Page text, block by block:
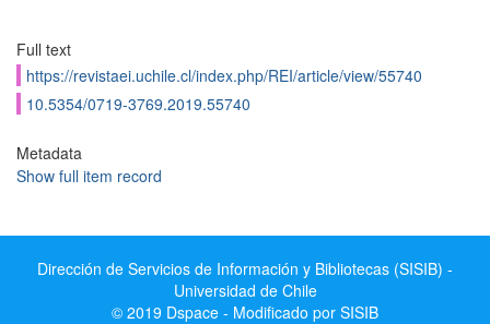
Full text
https://revistaei.uchile.cl/index.php/REI/article/view/55740
10.5354/0719-3769.2019.55740
Metadata
Show full item record
Dirección de Servicios de Información y Bibliotecas (SISIB) -
Universidad de Chile
© 2019 Dspace - Modificado por SISIB